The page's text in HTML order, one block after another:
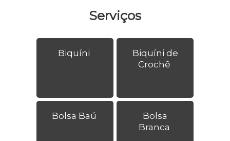
Serviços
Biquíni
Biquíni de
Crochê
Bolsa Baú
Bolsa
Branca